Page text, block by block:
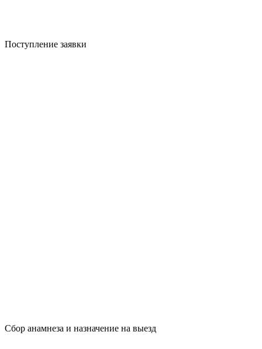
Поступление заявки
Сбор анамнеза и назначение на выезд